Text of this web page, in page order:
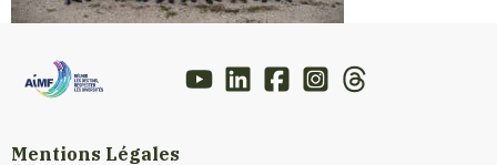
Mentions Légales